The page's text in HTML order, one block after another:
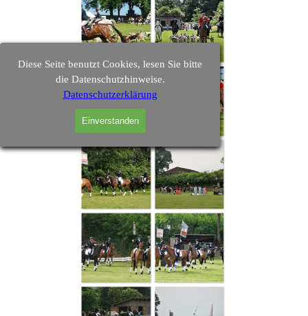
Diese Seite benutzt Cookies, lesen Sie bitte
die Datenschutzhinweise.
Datenschutzerklärung
Einverstanden